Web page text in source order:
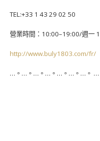
TEL:+33 1 43 29 02 50
營業時間：10:00–19:00/週一
http://www.buly1803.com/fr/
…。…。…。…。…。…。…。 …